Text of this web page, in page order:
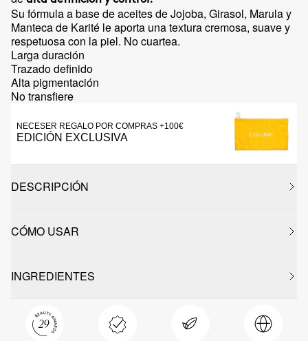
Su fórmula a base de aceites de Jojoba, Girasol, Marula y
Manteca de Karité le aporta una textura cremosa, suave y
respetuosa con la piel. No cuartea.
Larga duración
Trazado definido
Alta pigmentación
No transfiere
NECESER REGALO POR COMPRAS +100€
EDICIÓN EXCLUSIVA
DESCRIPCIÓN
CÓMO USAR
INGREDIENTES